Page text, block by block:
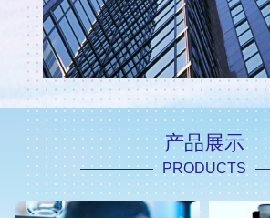
产品展示
PRODUCTS